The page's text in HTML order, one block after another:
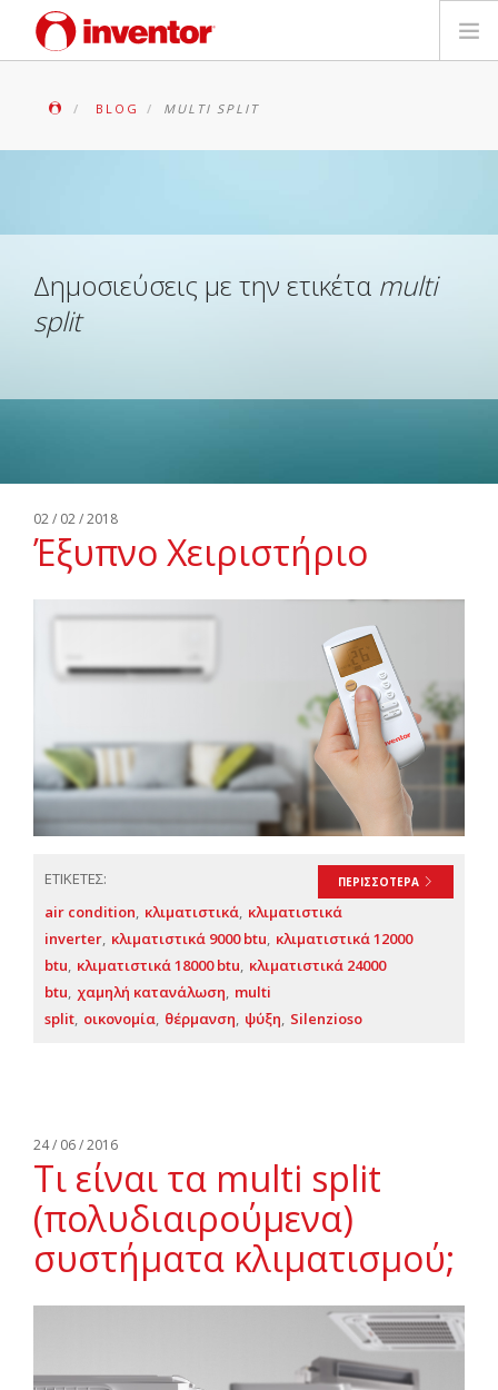
ΕΓΓΥΗΣΗ
Blog
Ελληνικά
BLOG MULTI SPLIT
Δημοσιεύσεις με την ετικέτα multi
split
02 / 02 / 2018
Έξυπνο Χειριστήριο
ΠΕΡΙΣΣΟΤΕΡΑ
ΕΤΙΚΕΤΕΣ:
air condition κλιματιστικά κλιματιστικά
inverter κλιματιστικά 9000 btu κλιματιστικά 12000
btu κλιματιστικά 18000 btu κλιματιστικά 24000
btu χαμηλή κατανάλωση multi
split οικονομία θέρμανση ψύξη Silenzioso
24 / 06 / 2016
Τι είναι τα multi split
(πολυδιαιρούμενα)
συστήματα κλιματισμού;